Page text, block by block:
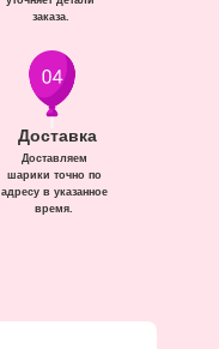
Доставка
Доставляем
шарики точно по
адресу в указанное
время.
заказа.